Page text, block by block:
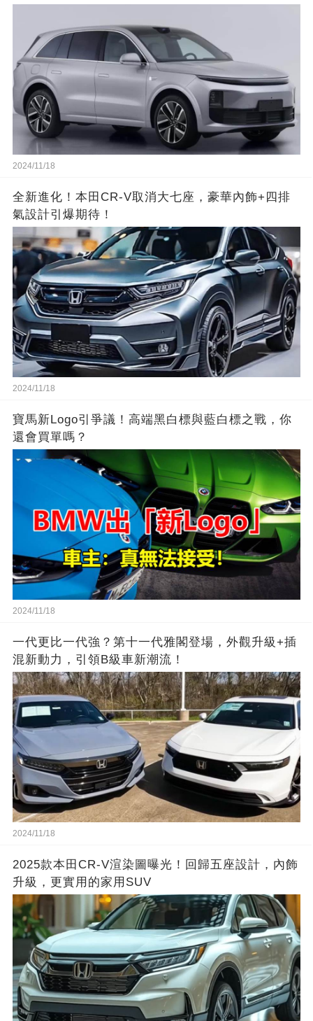
2024/11/18
全新進化！本田CR-V取消大七座，豪華內飾+四排
氣設計引爆期待！
2024/11/18
寶馬新Logo引爭議！高端黑白標與藍白標之戰，你
還會買單嗎？
2024/11/18
一代更比一代強？第十一代雅閣登場，外觀升級+插
混新動力，引領B級車新潮流！
2024/11/18
2025款本田CR-V渲染圖曝光！回歸五座設計，內飾
升級，更實用的家用SUV